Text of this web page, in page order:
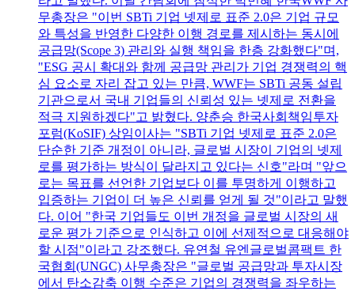
무총장은 "이번 SBTi 기업 넷제로 표준 2.0은 기업 규모
와 특성을 반영한 다양한 이행 경로를 제시하는 동시에
공급망(Scope 3) 관리와 실행 책임을 한층 강화했다"며,
"ESG 공시 확대와 함께 공급망 관리가 기업 경쟁력의 핵
심 요소로 자리 잡고 있는 만큼, WWF는 SBTi 공동 설립
기관으로서 국내 기업들의 신뢰성 있는 넷제로 전환을
적극 지원하겠다"고 밝혔다. 양춘승 한국사회책임투자
포럼(KoSIF) 상임이사는 "SBTi 기업 넷제로 표준 2.0은
단순한 기준 개정이 아니라, 글로벌 시장이 기업의 넷제
로를 평가하는 방식이 달라지고 있다는 신호"라며 "앞으
로는 목표를 선언한 기업보다 이를 투명하게 이행하고
입증하는 기업이 더 높은 신뢰를 얻게 될 것"이라고 말했
다. 이어 "한국 기업들도 이번 개정을 글로벌 시장의 새
로운 평가 기준으로 인식하고 이에 선제적으로 대응해야
할 시점"이라고 강조했다. 유연철 유엔글로벌콤팩트 한
국협회(UNGC) 사무총장은 "글로벌 공급망과 투자시장
에서 탄소감축 이행 수준은 기업의 경쟁력을 좌우하는